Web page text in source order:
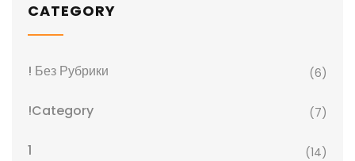
CATEGORY
! Без Рубрики (6)
!Category (7)
1 (14)